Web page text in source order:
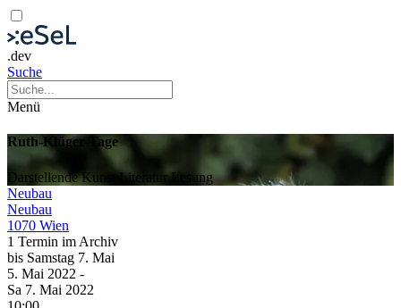
.dev
Suche
Menü
Ruth-Klüger-Tage
Darstellende KunstLiteraturLesung
Neubau
Neubau
1070 Wien
1 Termin im Archiv
bis Samstag 7. Mai
5. Mai 2022 -
Sa 7. Mai 2022